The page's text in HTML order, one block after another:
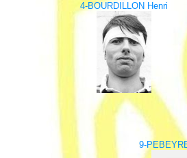
4-BOURDILLON Henri
9-